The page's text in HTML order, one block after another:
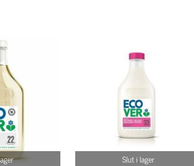
Slut i lager